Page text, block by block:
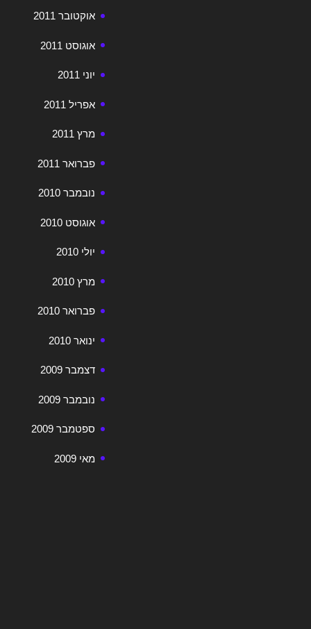
אוקטובר 2011
אוגוסט 2011
יוני 2011
אפריל 2011
מרץ 2011
פברואר 2011
נובמבר 2010
אוגוסט 2010
יולי 2010
מרץ 2010
פברואר 2010
ינואר 2010
דצמבר 2009
נובמבר 2009
ספטמבר 2009
מאי 2009